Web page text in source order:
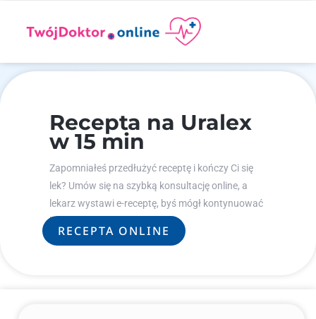
Recepta na Uralex
w 15 min
Zapomniałeś przedłużyć receptę i kończy Ci się
lek? Umów się na szybką konsultację online, a
lekarz wystawi e-receptę, byś mógł kontynuować
leczenie.
RECEPTA ONLINE